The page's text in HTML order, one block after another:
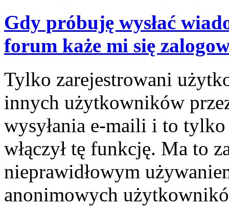
Gdy próbuję wysłać
forum każe mi się
Tylko zarejestrowani
innych użytkowników
wysyłania e-maili i to
włączył tę funkcję. Ma to
nieprawidłowym
anonimowych